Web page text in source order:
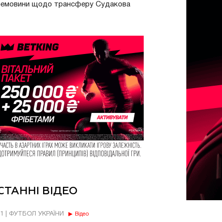
щодо трансферу Судакова
ВІДЕО
| ФУТБОЛ УКРАЇНИ Відео